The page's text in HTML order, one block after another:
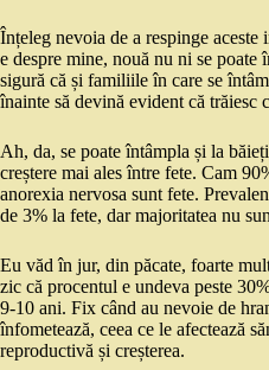
Înțeleg nevoia de a respinge
e despre mine, nouă nu ni se poate
sigură că și familiile în care se
înainte să devină evident că trăiesc
Ah, da, se poate întâmpla și la
creștere mai ales între fete. Cam
anorexia nervosa sunt fete.
de 3% la fete, dar majoritatea nu
Eu văd în jur, din păcate, foarte
zic că procentul e undeva peste
9-10 ani. Fix când au nevoie de
înfometează, ceea ce le afectează
reproductivă și creșterea.